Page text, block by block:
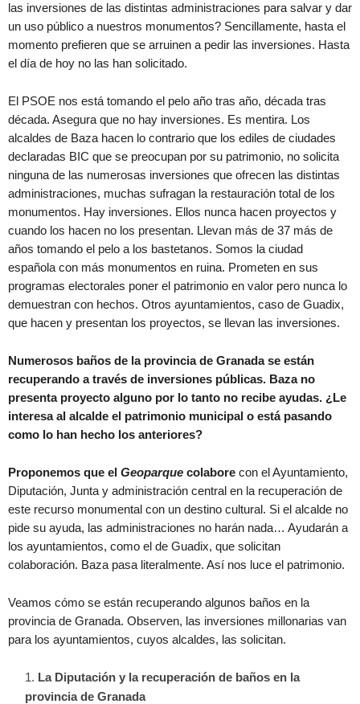
las inversiones de las distintas administraciones para salvar y dar
un uso público a nuestros monumentos? Sencillamente, hasta el
momento prefieren que se arruinen a pedir las inversiones. Hasta
el día de hoy no las han solicitado.
El PSOE nos está tomando el pelo año tras año, década tras
década. Asegura que no hay inversiones. Es mentira. Los
alcaldes de Baza hacen lo contrario que los ediles de ciudades
declaradas BIC que se preocupan por su patrimonio, no solicita
ninguna de las numerosas inversiones que ofrecen las distintas
administraciones, muchas sufragan la restauración total de los
monumentos. Hay inversiones. Ellos nunca hacen proyectos y
cuando los hacen no los presentan. Llevan más de 37 más de
años tomando el pelo a los bastetanos. Somos la ciudad
española con más monumentos en ruina. Prometen en sus
programas electorales poner el patrimonio en valor pero nunca lo
demuestran con hechos. Otros ayuntamientos, caso de Guadix,
que hacen y presentan los proyectos, se llevan las inversiones.
Numerosos baños de la provincia de Granada se están
recuperando a través de inversiones públicas. Baza no
presenta proyecto alguno por lo tanto no recibe ayudas. ¿Le
interesa al alcalde el patrimonio municipal o está pasando
como lo han hecho los anteriores?
Proponemos que el Geoparque colabore con el Ayuntamiento,
Diputación, Junta y administración central en la recuperación de
este recurso monumental con un destino cultural. Si el alcalde no
pide su ayuda, las administraciones no harán nada… Ayudarán a
los ayuntamientos, como el de Guadix, que solicitan
colaboración. Baza pasa literalmente. Así nos luce el patrimonio.
Veamos cómo se están recuperando algunos baños en la
provincia de Granada. Observen, las inversiones millonarias van
para los ayuntamientos, cuyos alcaldes, las solicitan.
La Diputación y la recuperación de baños en la
provincia de Granada